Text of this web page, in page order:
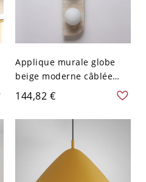
Applique murale globe
beige moderne câblée
avec abat-jour en verre
blanc - 110 V-120 V 3
144,82 €